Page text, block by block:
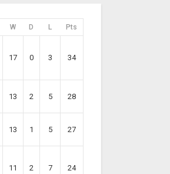
W D L Pts
17 0 3 34
13 2 5 28
13 1 5 27
11 2 7 24